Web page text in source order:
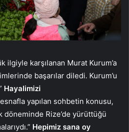
ilgiyle karşılanan Murat Kurum’a
başarılar diledi. Kurum’u
Hayalimizi
yapılan sohbetin konusu,
döneminde Rize’de yürüttüğü
Hepimiz sana oy